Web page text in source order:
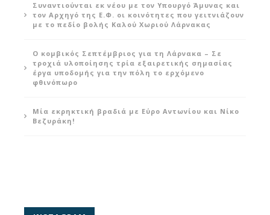
Συναντιούνται εκ νέου με τον Υπουργό Άμυνας και
τον Αρχηγό της Ε.Φ. οι κοινότητες που γειτνιάζουν
με το πεδίο βολής Καλού Χωριού Λάρνακας
Ο κομβικός Σεπτέμβριος για τη Λάρνακα – Σε
τροχιά υλοποίησης τρία εξαιρετικής σημασίας
έργα υποδομής για την πόλη το ερχόμενο
φθινόπωρο
Μία εκρηκτική βραδιά με Εύρο Αντωνίου και Νίκο
Βεζυράκη!